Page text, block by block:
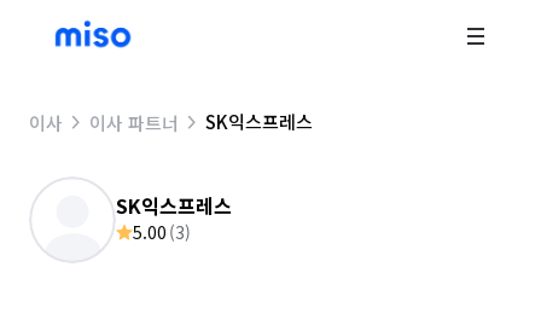
이사 이사 파트너 SK익스프레스
SK익스프레스
5.00 (3)